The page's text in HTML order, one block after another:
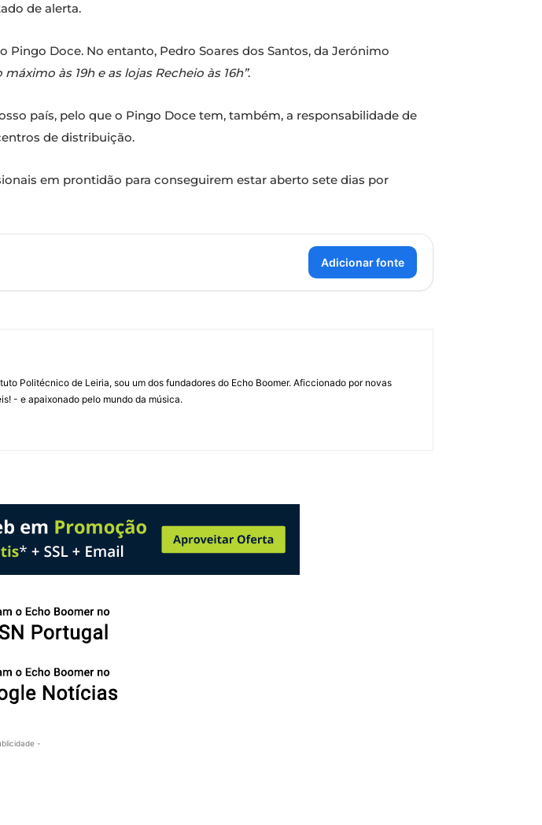
de alerta.
Pingo Doce. No entanto, Pedro Soares dos Santos, da Jerónimo
às 19h e as lojas Recheio às 16h”.
país, pelo que o Pingo Doce tem, também, a responsabilidade de
de distribuição.
em prontidão para conseguirem estar aberto sete dias por
Adicionar fonte
Politécnico de Leiria, sou um dos fundadores do Echo Boomer. Aficcionado por novas
- e apaixonado pelo mundo da música.
-